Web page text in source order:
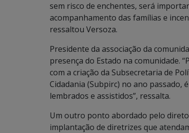
sem risco de enchentes, será
acompanhamento das famílias e
ressaltou Versoza.
Presidente da associação da
presença do Estado na comunidade.
com a criação da Subsecretaria de
Cidadania (Subpirc) no ano passado,
lembrados e assistidos”, ressalta.
Um outro ponto abordado pelo
implantação de diretrizes que